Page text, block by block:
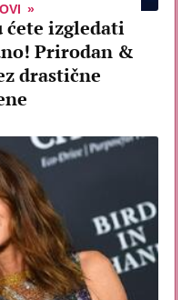
ćete izgledati
Prirodan &
drastične